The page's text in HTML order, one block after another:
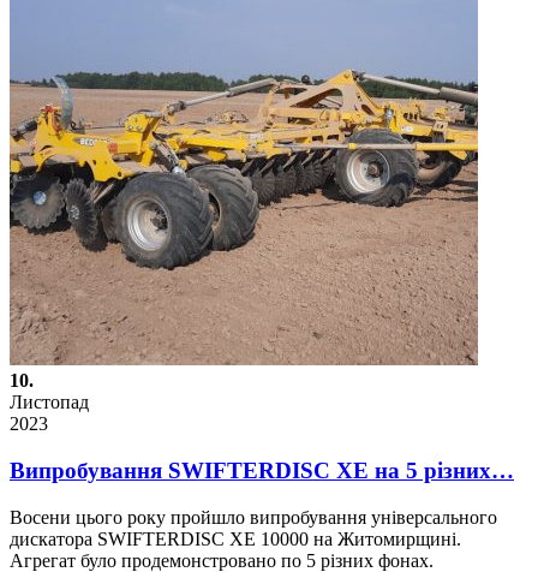
10.
Листопад
2023
Випробування SWIFTERDISC XE на 5 різних…
Восени цього року пройшло випробування універсального
дискатора SWIFTERDISC XE 10000 на Житомирщині.
Агрегат було продемонстровано по 5 різних фонах.